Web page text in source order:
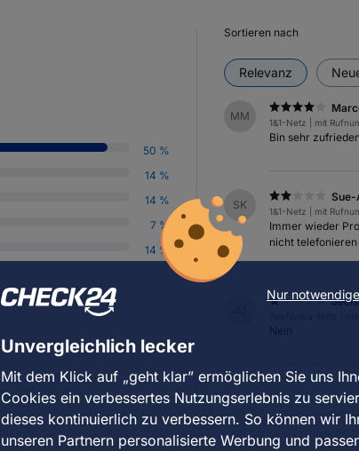
Nur
Unvergleichlich lecker
Mit dem Klick auf „geht klar” ermöglichen Sie uns
Cookies ein verbessertes Nutzungserlebnis zu
dieses kontinuierlich zu verbessern. So können wir
unseren Partnern personalisierte Werbung und
50 %
14 %
14 %
7 %
14 %
Sortieren nach
Relevanz
MM 1&1-Netz | mit
Bin sehr zufrieden
SK
Sue-
1&1-Netz | mit
Immer wieder
nicht
Telefónica-Netz |